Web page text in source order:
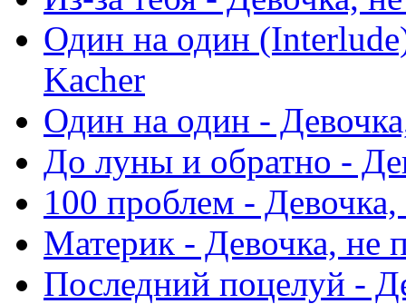
Один на один
Kacher
Один на один -
До луны и обратно -
100 проблем -
Материк - Девочка, не
Последний поцелуй -